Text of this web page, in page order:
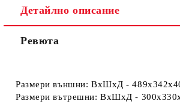
Детайлно описание
Ревюта
Размери външни: ВхШхД -
Размери вътрешни: ВхШхД -